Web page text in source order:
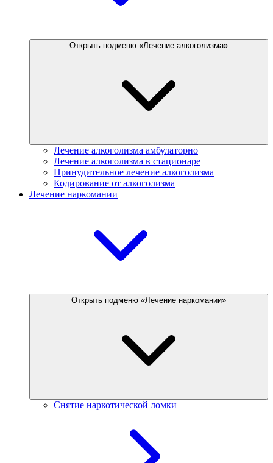
Открыть подменю «Лечение алкоголизма»
Лечение алкоголизма амбулаторно
Лечение алкоголизма в стационаре
Принудительное лечение алкоголизма
Кодирование от алкоголизма
Лечение наркомании
Открыть подменю «Лечение наркомании»
Снятие наркотической ломки